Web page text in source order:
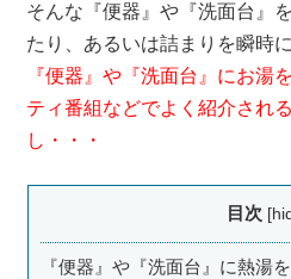
そんな『便器』や『洗面台』
たり、あるいは詰まりを瞬時
『便器』や『洗面台』にお湯
ティ番組などでよく紹介され
し・・・
目次 [
『便器』や『洗面台』に熱湯